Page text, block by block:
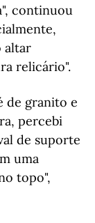
continuou
altar
relicário".
de granito e
percebi
de suporte
uma
topo",